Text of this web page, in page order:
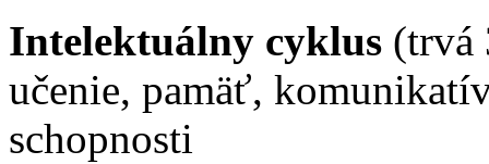
Intelektuálny cyklus (trvá
učenie, pamäť,
schopnosti